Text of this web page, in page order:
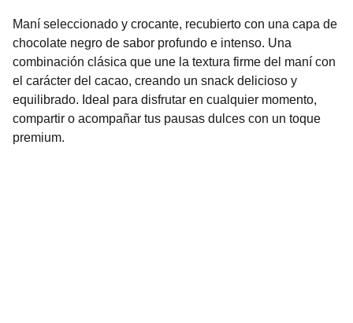
Maní seleccionado y crocante, recubierto con una capa de
chocolate negro de sabor profundo e intenso. Una
combinación clásica que une la textura firme del maní con
el carácter del cacao, creando un snack delicioso y
equilibrado. Ideal para disfrutar en cualquier momento,
compartir o acompañar tus pausas dulces con un toque
premium.